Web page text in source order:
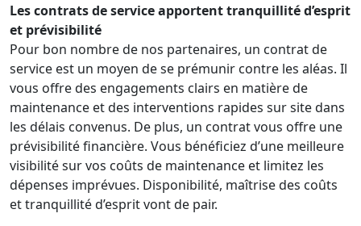
Les contrats de service apportent tranquillité d’esprit
et prévisibilité
Pour bon nombre de nos partenaires, un contrat de
service est un moyen de se prémunir contre les aléas. Il
vous offre des engagements clairs en matière de
maintenance et des interventions rapides sur site dans
les délais convenus. De plus, un contrat vous offre une
prévisibilité financière. Vous bénéficiez d’une meilleure
visibilité sur vos coûts de maintenance et limitez les
dépenses imprévues. Disponibilité, maîtrise des coûts
et tranquillité d’esprit vont de pair.